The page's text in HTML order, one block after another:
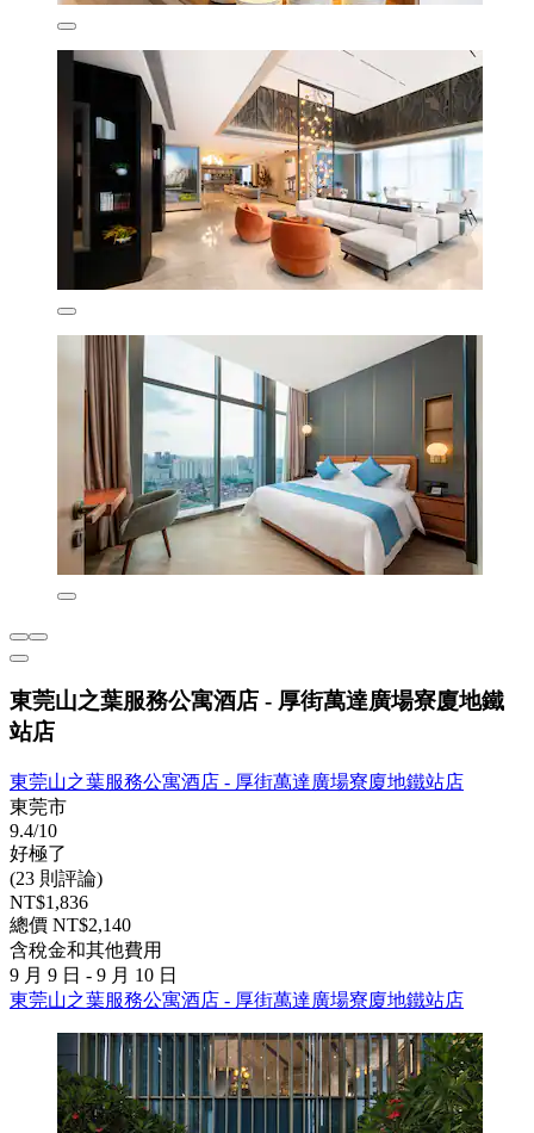
東莞山之葉服務公寓酒店 - 厚街萬達廣場寮廈地鐵
站店
東莞山之葉服務公寓酒店 - 厚街萬達廣場寮廈地鐵站店
東莞市
9.4/10
好極了
(23 則評論)
NT$1,836
總價 NT$2,140
含稅金和其他費用
9 月 9 日 - 9 月 10 日
東莞山之葉服務公寓酒店 - 厚街萬達廣場寮廈地鐵站店